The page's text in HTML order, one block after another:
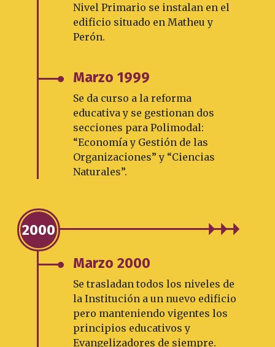
Nivel Primario se instalan en el
edificio situado en Matheu y
Perón.
Marzo 1999
Se da curso a la reforma
educativa y se gestionan dos
secciones para Polimodal:
“Economía y Gestión de las
Organizaciones” y “Ciencias
Naturales”.
2000
Marzo 2000
Se trasladan todos los niveles de
la Institución a un nuevo edificio
pero manteniendo vigentes los
principios educativos y
Evangelizadores de siempre.